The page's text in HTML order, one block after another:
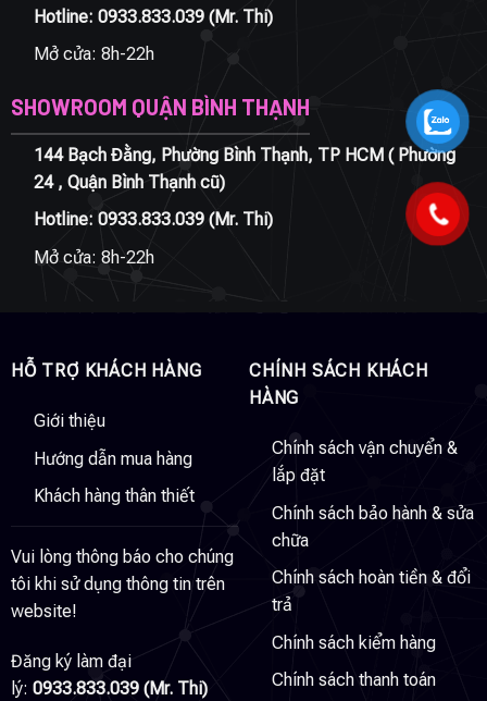
Hotline: 0933.833.039(Mr. Thi)
Mở cửa: 8h-22h
SHOWROOM QUẬN BÌNH THẠNH
144 Bạch Đằng, Phường Bình Thạnh, TP HCM ( Phường
24 , Quận Bình Thạnh cũ)
Hotline: 0933.833.039(Mr. Thi)
Mở cửa: 8h-22h
HỖ TRỢ KHÁCH HÀNG
Giới thiệu
Hướng dẫn mua hàng
Khách hàng thân thiết
Vui lòng thông báo cho chúng
tôi khi sử dụng thông tin trên
website!
Đăng ký làm đại
lý: 0933.833.039 (Mr. Thi)
CHÍNH SÁCH KHÁCH
HÀNG
Chính sách vận chuyển &
lắp đặt
Chính sách bảo hành & sửa
chữa
Chính sách hoàn tiền & đổi
trả
Chính sách kiểm hàng
Chính sách thanh toán